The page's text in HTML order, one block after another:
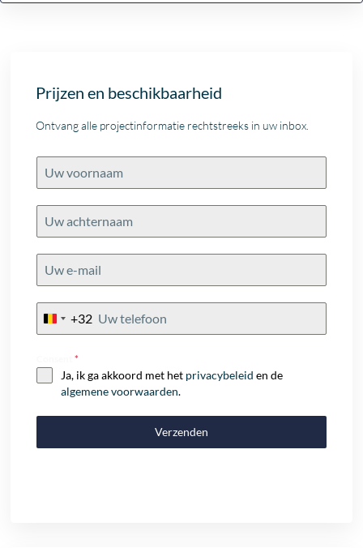
Prijzen en beschikbaarheid
Ontvang alle projectinformatie rechtstreeks in uw inbox.
Belgium
+32
Consent*
Ja, ik ga akkoord met het privacybeleid en de
algemene voorwaarden.
Verzenden